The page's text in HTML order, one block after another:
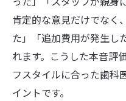
肯定的な意見だけでなく
た」「追加費用が発生し
れます。こうした本音評
フスタイルに合った歯科
イントです。